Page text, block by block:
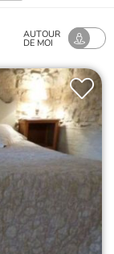
AUTOUR
DE MOI